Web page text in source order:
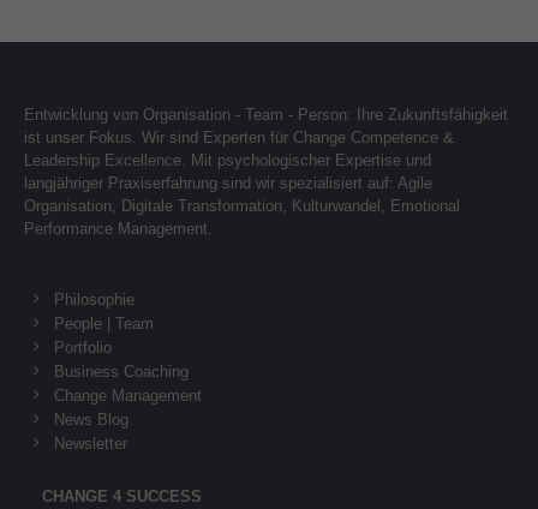
Entwicklung von Organisation - Team - Person: Ihre Zukunftsfähigkeit
ist unser Fokus. Wir sind Experten für Change Competence &
Leadership Excellence. Mit psychologischer Expertise und
langjähriger Praxiserfahrung sind wir spezialisiert auf: Agile
Organisation, Digitale Transformation, Kulturwandel, Emotional
Performance Management.
Philosophie
People | Team
Portfolio
Business Coaching
Change Management
News Blog
Newsletter
CHANGE 4 SUCCESS